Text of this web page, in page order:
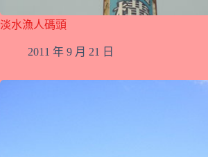
淡水漁人碼頭
2011 年 9 月 21 日